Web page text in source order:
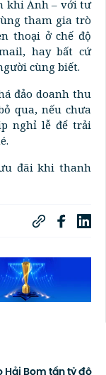
khi Ánh – với tư
tham gia trò
thoại ở chế độ
hay bất cứ
cùng biết.
đảo doanh thu
qua, nếu chưa
nghỉ lễ để trải
đãi khi thanh